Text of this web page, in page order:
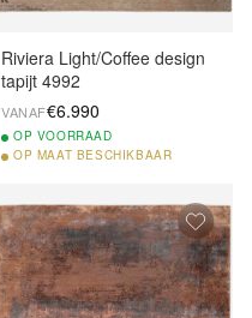
Riviera Light/Coffee design
tapijt 4992
VANAF€6.990
OP VOORRAAD
OP MAAT BESCHIKBAAR